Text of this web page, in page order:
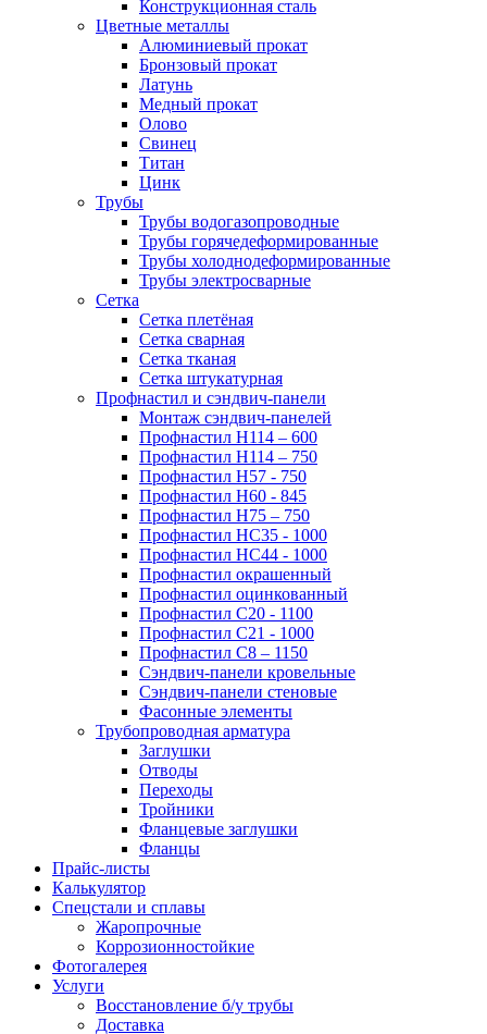
Конструкционная сталь
Цветные металлы
Алюминиевый прокат
Бронзовый прокат
Латунь
Медный прокат
Олово
Свинец
Титан
Цинк
Трубы
Трубы водогазопроводные
Трубы горячедеформированные
Трубы холоднодеформированные
Трубы электросварные
Сетка
Сетка плетёная
Сетка сварная
Сетка тканая
Сетка штукатурная
Профнастил и сэндвич-панели
Монтаж сэндвич-панелей
Профнастил Н114 – 600
Профнастил Н114 – 750
Профнастил Н57 - 750
Профнастил Н60 - 845
Профнастил Н75 – 750
Профнастил НС35 - 1000
Профнастил НС44 - 1000
Профнастил окрашенный
Профнастил оцинкованный
Профнастил С20 - 1100
Профнастил С21 - 1000
Профнастил С8 – 1150
Сэндвич-панели кровельные
Сэндвич-панели стеновые
Фасонные элементы
Трубопроводная арматура
Заглушки
Отводы
Переходы
Тройники
Фланцевые заглушки
Фланцы
Прайс-листы
Калькулятор
Спецстали и сплавы
Жаропрочные
Коррозионностойкие
Фотогалерея
Услуги
Восстановление б/у трубы
Доставка